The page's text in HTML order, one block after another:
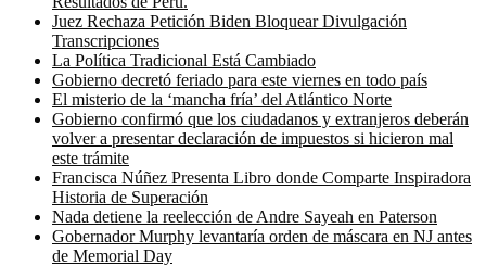
Juez Rechaza Petición Biden Bloquear Divulgación
Transcripciones
La Política Tradicional Está Cambiado
Gobierno decretó feriado para este viernes en todo país
El misterio de la ‘mancha fría’ del Atlántico Norte
Gobierno confirmó que los ciudadanos y extranjeros deberán
volver a presentar declaración de impuestos si hicieron mal
este trámite
Francisca Núñez Presenta Libro donde Comparte Inspiradora
Historia de Superación
Nada detiene la reelección de Andre Sayeah en Paterson
Gobernador Murphy levantaría orden de máscara en NJ antes
de Memorial Day